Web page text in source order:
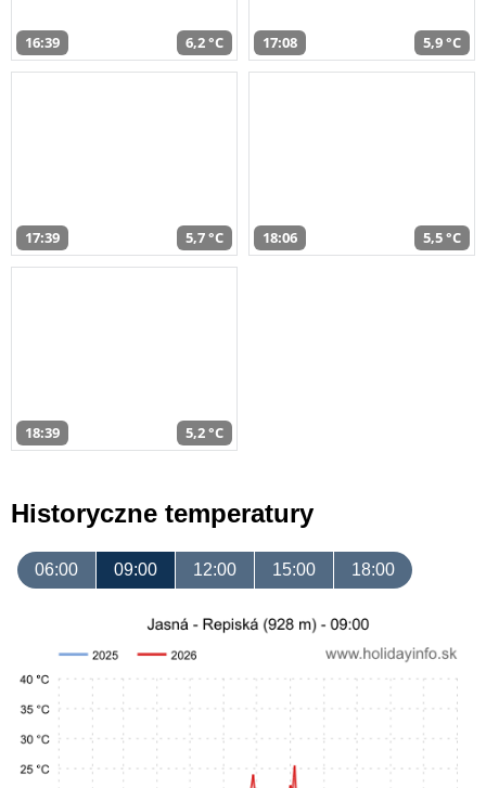
16:39 6,2 °C 17:08 5,9 °C
17:39 5,7 °C 18:06 5,5 °C
18:39 5,2 °C
Historyczne temperatury
06:00 09:00 12:00 15:00 18:00